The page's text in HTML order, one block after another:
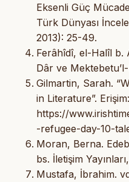
Eksenli Güç
Türk Dünyası
2013): 25-49.
Ferâhîdî, el-Halîl b.
Dâr ve
Gilmartin, Sarah.
in Literature”.
https://
-refugee-day-10-
Moran, Berna.
bs. İletişim
Mustafa, İbrahim.